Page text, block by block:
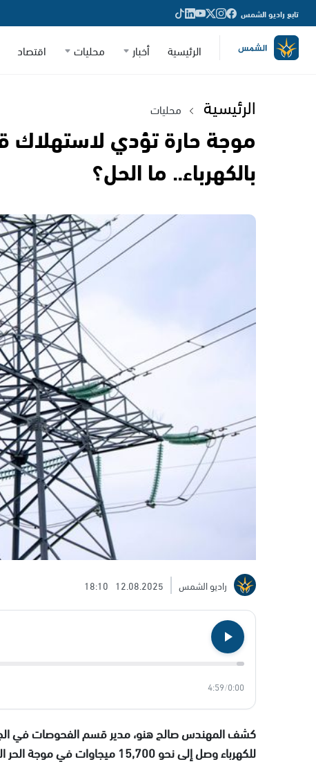
تابع راديو الشمس
الرئيسية أخبار محليات اقتصاد
الرئيسية محليات
موجة حارة تؤدي لاستهلاك
بالكهرباء.. ما الحل؟
راديو الشمس 12.08.2025
18:10
0:00
/
4:59
كشف المهندس صالح هنو، مدير قسم الفحوصات في
للكهرباء وصل إلى نحو 15,700 ميجاوات في موجة الحر الشديدة، التي بدأت يوم الجمعة.